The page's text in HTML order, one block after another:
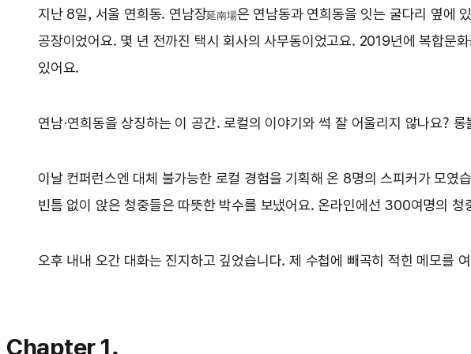
지난 8일, 서울 연희동. 연남장延南場은 연남동과 연희동을 잇는 굴다리 옆에
공장이었어요. 몇 년 전까진 택시 회사의 사무동이었고요. 2019년에 복합문
있어요.
연남·연희동을 상징하는 이 공간. 로컬의 이야기와 썩 잘 어울리지 않나요?
이날 컨퍼런스엔 대체 불가능한 로컬 경험을 기획해 온 8명의 스피커가 모였
빈틈 없이 앉은 청중들은 따뜻한 박수를 보냈어요. 온라인에선 300여명의 청
오후 내내 오간 대화는 진지하고 깊었습니다. 제 수첩에 빼곡히 적힌 메모를
Chapter 1.